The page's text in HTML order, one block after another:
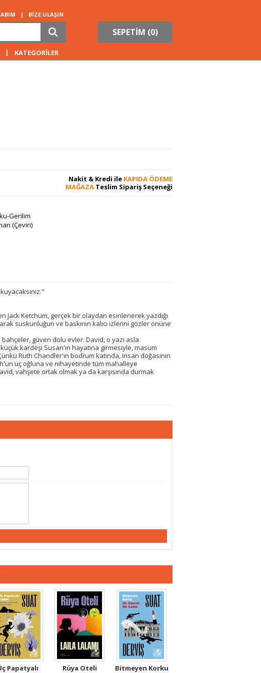
| BİZE ULAŞIN
SEPETİM (0)
| KATEGORİLER
Nakit & Kredi ile KAPIDA ÖDEME
MAĞAZA Teslim Sipariş Seçeneği
Gerilim
(Çeviri)
Jack Ketchum, gerçek bir olaydan esinlenerek yazdığı
suskunluğun ve baskının kalıcı izlerini gözler önüne
güven dolu evler. David, o yazı asla
kardeşi Susan'ın hayatına girmesiyle, masum
Ruth Chandler'ın bodrum katında, insan doğasının
üç oğluna ve nihayetinde tüm mahalleye
vahşete ortak olmak ya da karşısında durmak
Papatyalı
Rüya Oteli Bitmeyen Korku